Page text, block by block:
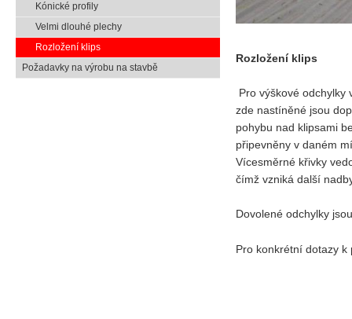
Kónické profily
Velmi dlouhé plechy
Rozložení klips
Požadavky na výrobu na stavbě
Rozložení klips
Pro výškové
zde nastíněné jsou
pohybu nad klipsami
připevněny v daném
Vícesměrné křivky
čímž vzniká další
Dovolené odchylky
Pro konkrétní dotazy